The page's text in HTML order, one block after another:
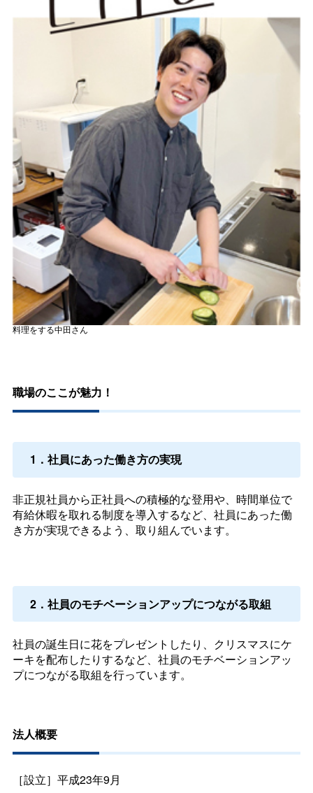
料理をする中田さん
職場のここが魅力！
1．社員にあった働き方の実現
非正規社員から正社員への積極的な登用や、時間単位で
有給休暇を取れる制度を導入するなど、社員にあった働
き方が実現できるよう、取り組んでいます。
2．社員のモチベーションアップにつながる取組
社員の誕生日に花をプレゼントしたり、クリスマスにケ
ーキを配布したりするなど、社員のモチベーションアッ
プにつながる取組を行っています。
法人概要
［設立］平成23年9月